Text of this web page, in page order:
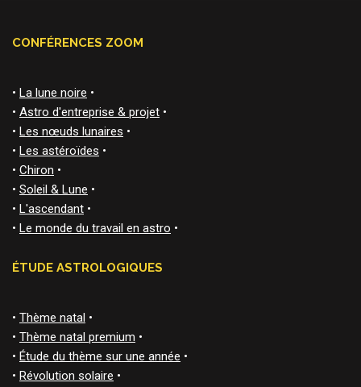
CONFÉRENCES ZOOM
• La lune noire •
• Astro d'entreprise & projet •
• Les nœuds lunaires •
• Les astéroïdes •
• Chiron •
• Soleil & Lune •
• L'ascendant •
• Le monde du travail en astro •
ÉTUDE ASTROLOGIQUES
• Thème natal •
• Thème natal premium •
• Étude du thème sur une année •
• Révolution solaire •